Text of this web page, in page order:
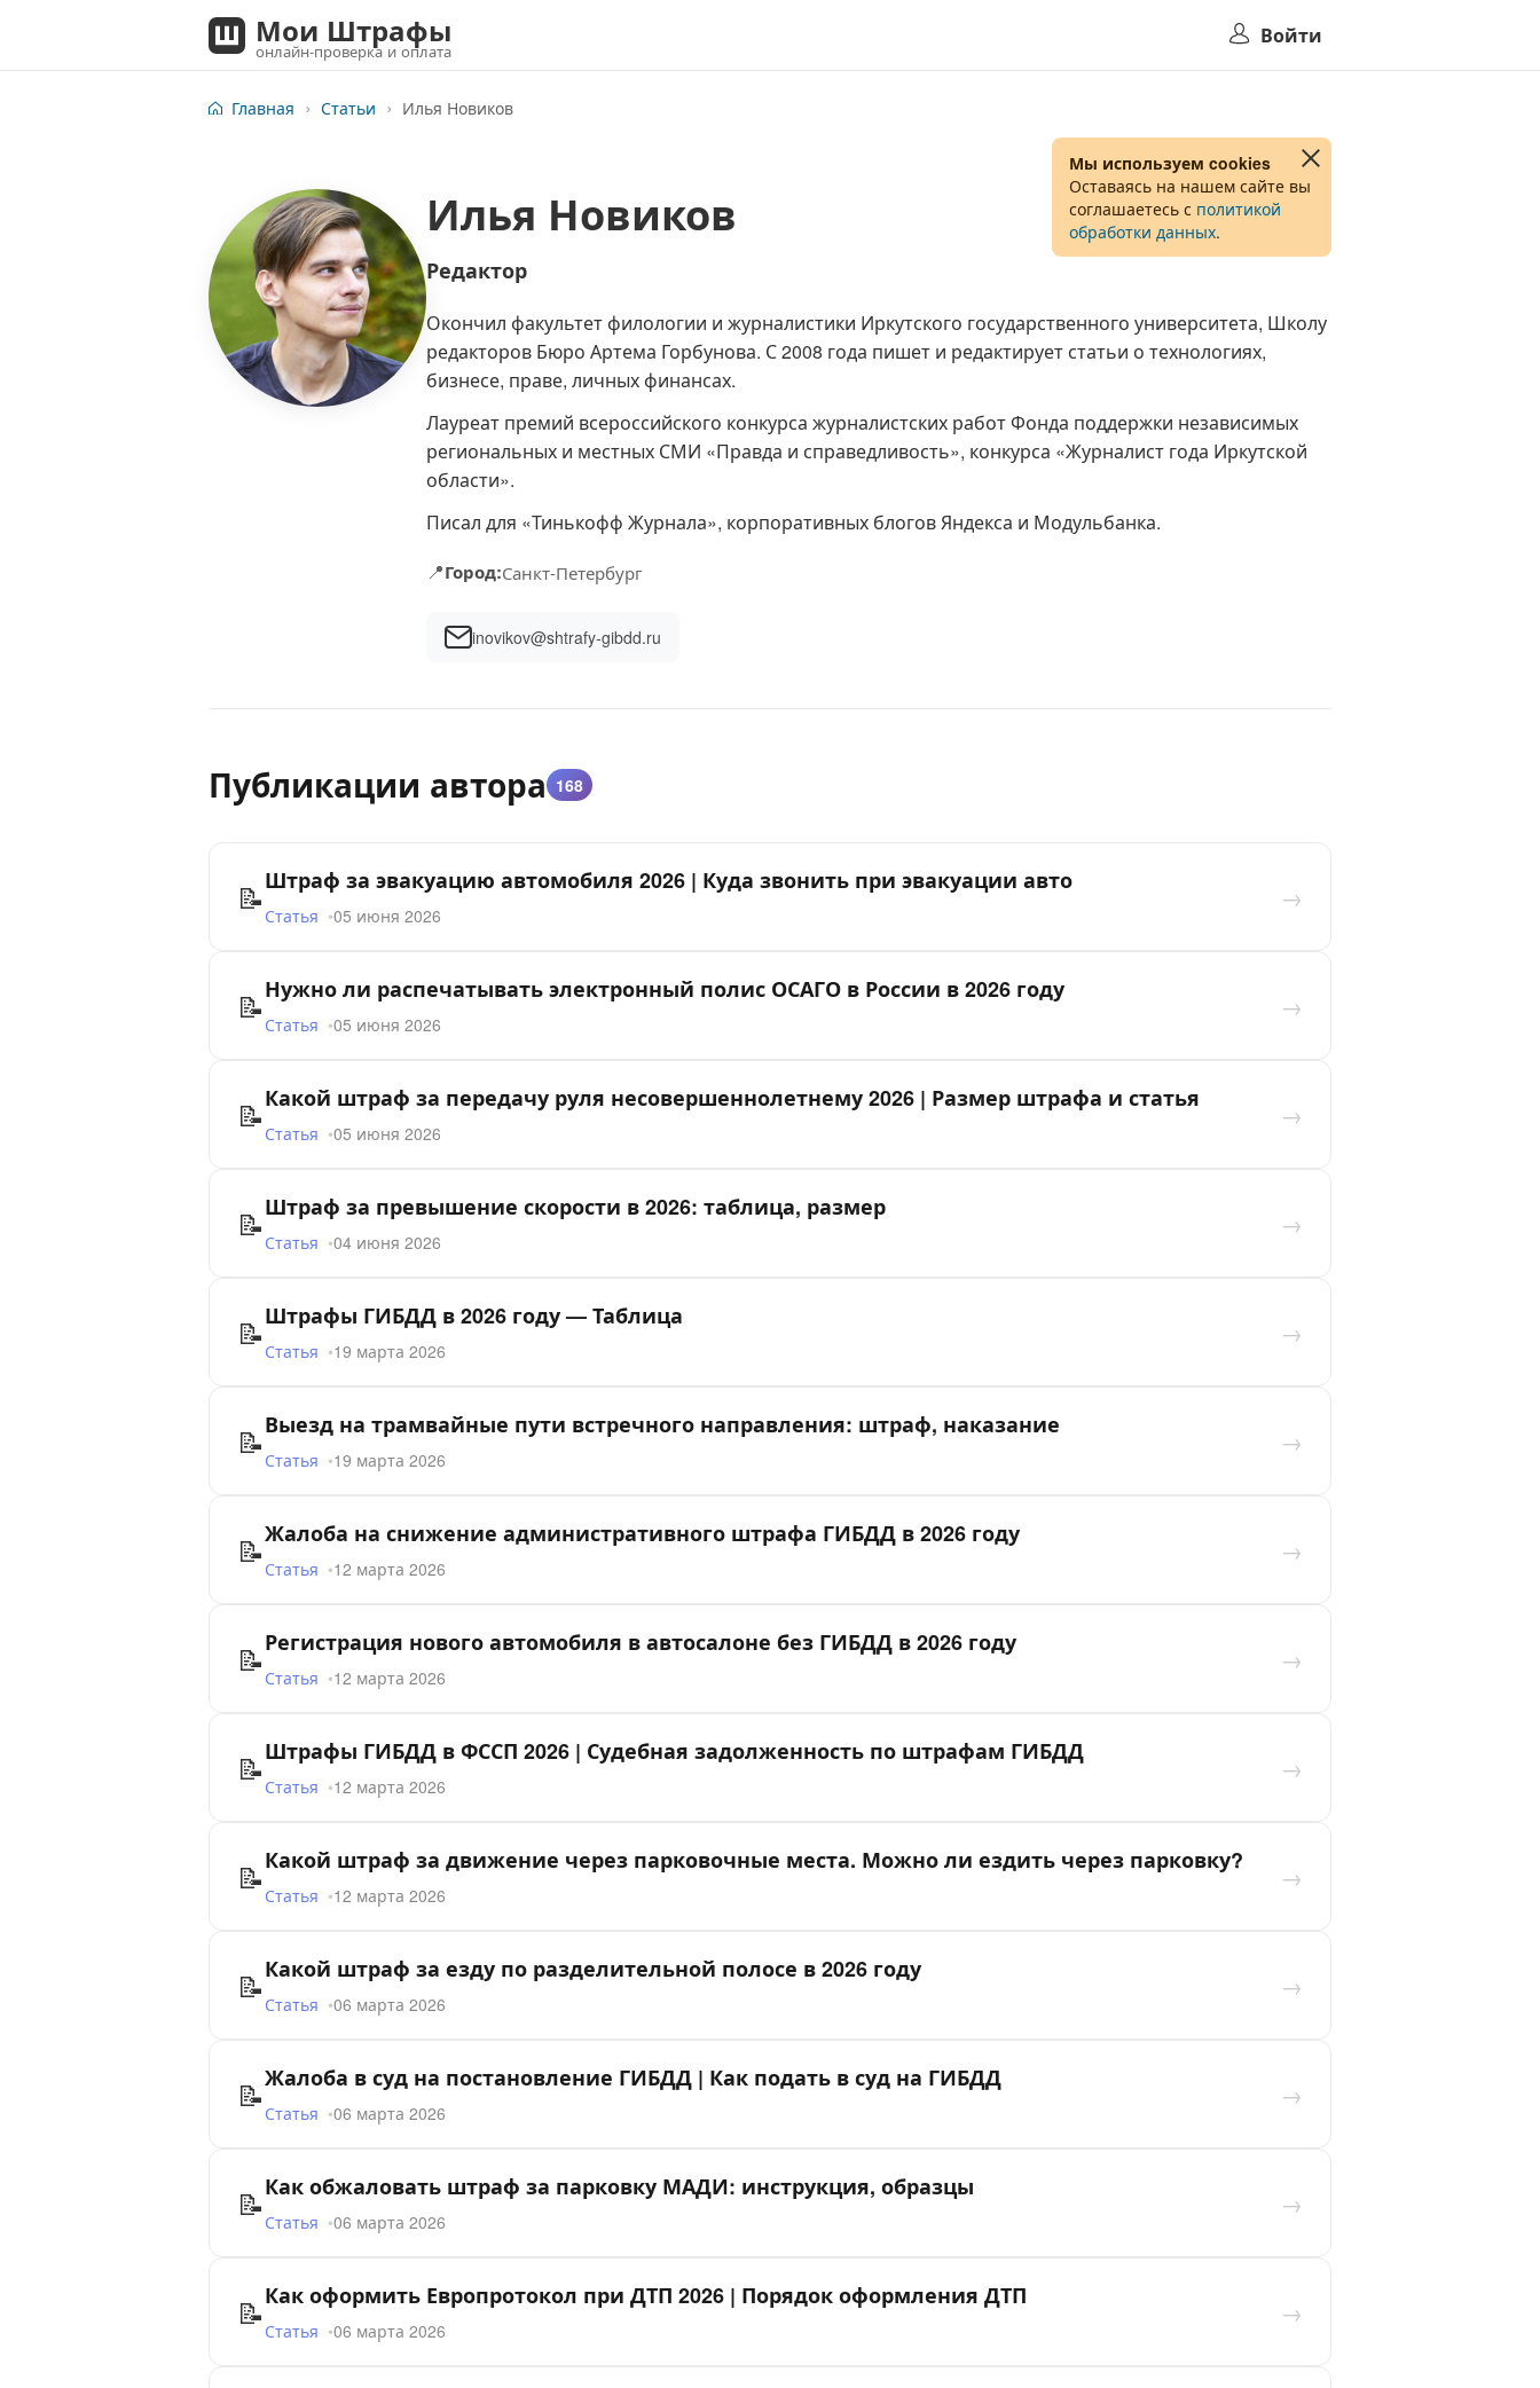
Мои Штрафы
онлайн-проверка и оплата
Войти
Мы используем cookies
Оставаясь на нашем сайте вы
соглашаетесь с политикой
обработки данных.
Главная Статьи Илья Новиков
Илья Новиков
Редактор
Окончил факультет филологии и журналистики Иркутского государственного университета, Школу
редакторов Бюро Артема Горбунова. С 2008 года пишет и редактирует статьи о технологиях,
бизнесе, праве, личных финансах.
Лауреат премий всероссийского конкурса журналистских работ Фонда поддержки независимых
региональных и местных СМИ «Правда и справедливость», конкурса «Журналист года Иркутской
области».
Писал для «Тинькофф Журнала», корпоративных блогов Яндекса и Модульбанка.
📍Город:Санкт-Петербург
inovikov@shtrafy-gibdd.ru
Публикации автора 168
📝Штраф за эвакуацию автомобиля 2026 | Куда звонить при эвакуации авто
Статья 05 июня 2026
→
📝Нужно ли распечатывать электронный полис ОСАГО в России в 2026 году
Статья 05 июня 2026
→
📝Какой штраф за передачу руля несовершеннолетнему 2026 | Размер штрафа и статья
Статья 05 июня 2026
→
📝Штраф за превышение скорости в 2026: таблица, размер
Статья 04 июня 2026
→
📝Штрафы ГИБДД в 2026 году — Таблица
Статья 19 марта 2026
→
📝Выезд на трамвайные пути встречного направления: штраф, наказание
Статья 19 марта 2026
→
📝Жалоба на снижение административного штрафа ГИБДД в 2026 году
Статья 12 марта 2026
→
📝Регистрация нового автомобиля в автосалоне без ГИБДД в 2026 году
Статья 12 марта 2026
→
📝Штрафы ГИБДД в ФССП 2026 | Судебная задолженность по штрафам ГИБДД
Статья 12 марта 2026
→
📝Какой штраф за движение через парковочные места. Можно ли ездить через парковку?
Статья 12 марта 2026
→
📝Какой штраф за езду по разделительной полосе в 2026 году
Статья 06 марта 2026
→
📝Жалоба в суд на постановление ГИБДД | Как подать в суд на ГИБДД
Статья 06 марта 2026
→
📝Как обжаловать штраф за парковку МАДИ: инструкция, образцы
Статья 06 марта 2026
→
📝Как оформить Европротокол при ДТП 2026 | Порядок оформления ДТП
Статья 06 марта 2026
→